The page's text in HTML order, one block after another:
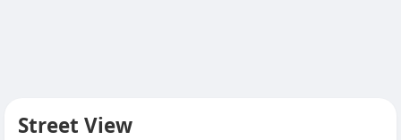
Street View